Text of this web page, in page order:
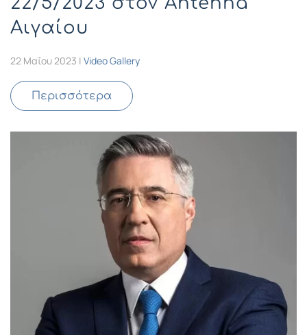
Αιγαίου
22 Μαΐου 2023 | Video Gallery
Περισσότερα